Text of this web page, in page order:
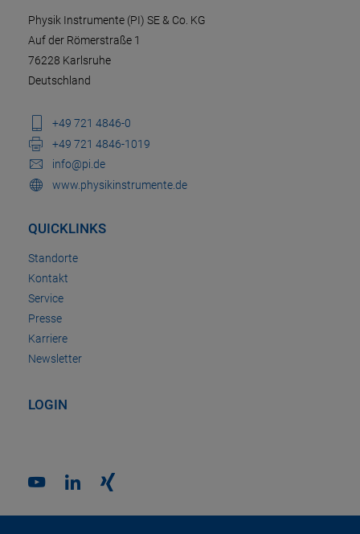
Physik Instrumente (PI) SE & Co. KG
Auf der Römerstraße 1
76228 Karlsruhe
Deutschland
+49 721 4846-0
+49 721 4846-1019
info@pi.de
www.physikinstrumente.de
QUICKLINKS
Standorte
Kontakt
Service
Presse
Karriere
Newsletter
LOGIN